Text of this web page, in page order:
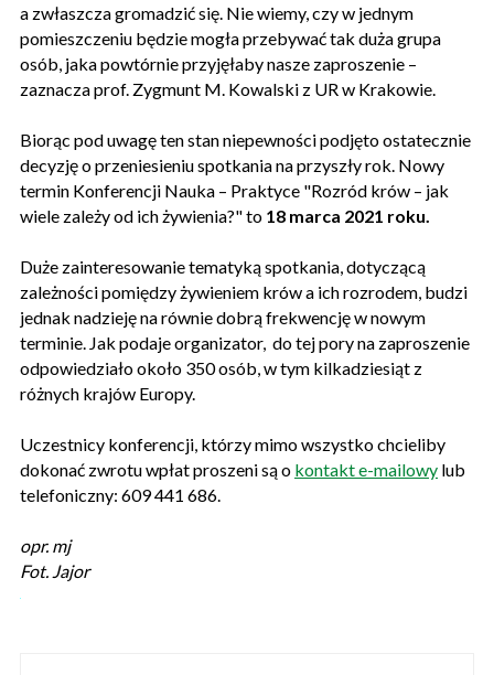
a zwłaszcza gromadzić się. Nie wiemy, czy w jednym
pomieszczeniu będzie mogła przebywać tak duża grupa
osób, jaka powtórnie przyjęłaby nasze zaproszenie –
zaznacza prof. Zygmunt M. Kowalski z UR w Krakowie.
Biorąc pod uwagę ten stan niepewności podjęto ostatecznie
decyzję o przeniesieniu spotkania na przyszły rok. Nowy
termin Konferencji Nauka – Praktyce "Rozród krów – jak
wiele zależy od ich żywienia?" to 18 marca 2021 roku.
Duże zainteresowanie tematyką spotkania, dotyczącą
zależności pomiędzy żywieniem krów a ich rozrodem, budzi
jednak nadzieję na równie dobrą frekwencję w nowym
terminie. Jak podaje organizator, do tej pory na zaproszenie
odpowiedziało około 350 osób, w tym kilkadziesiąt z
różnych krajów Europy.
Uczestnicy konferencji, którzy mimo wszystko chcieliby
dokonać zwrotu wpłat proszeni są o kontakt e-mailowy lub
telefoniczny: 609 441 686.
opr. mj
Fot. Jajor